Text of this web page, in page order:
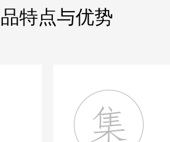
特点与优势